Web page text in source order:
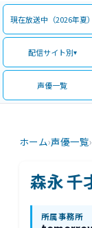
現在放送中（2026年夏）
配信サイト別
声優一覧
ホーム›声優一覧›
森永 千
所属事務所